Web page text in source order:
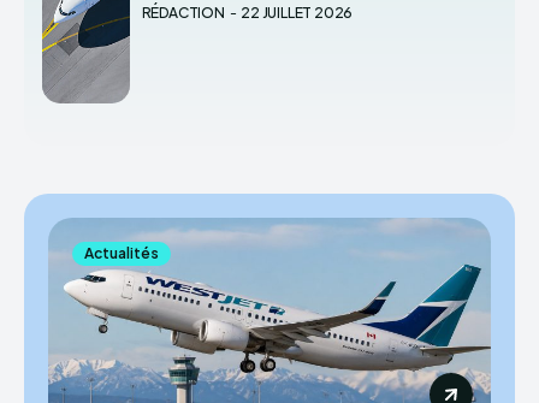
RÉDACTION - 22 JUILLET 2026
Actualités